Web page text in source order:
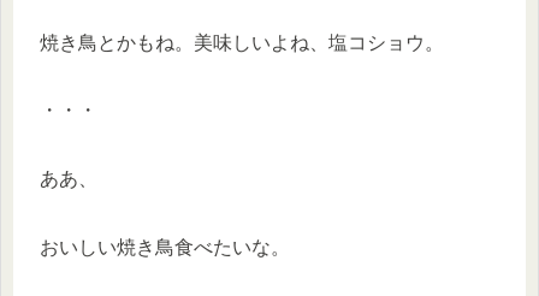
焼き鳥とかもね。美味しいよね、塩コショウ。
・・・
ああ、
おいしい焼き鳥食べたいな。